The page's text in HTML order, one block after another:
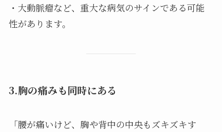
・大動脈瘤など、重大な病気のサインである可能
性があります。
3.胸の痛みも同時にある
「腰が痛いけど、胸や背中の中央もズキズキす